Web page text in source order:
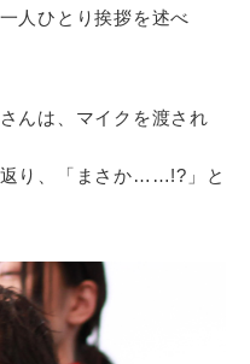
人ひとり挨拶を述べ
んは、マイクを渡され
り、「まさか……!?」と